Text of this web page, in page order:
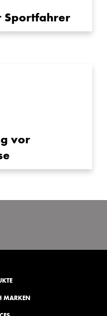
Sportfahrer
vor
MARKEN